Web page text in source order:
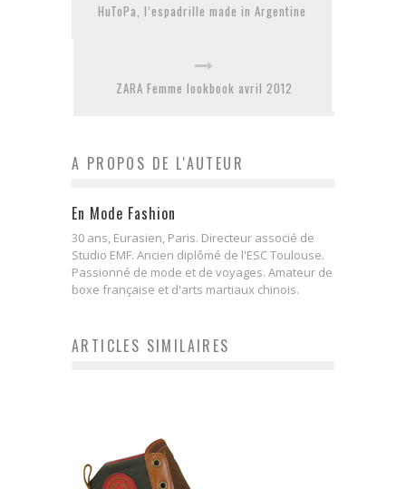
HuToPa, l’espadrille made in Argentine
ZARA Femme lookbook avril 2012
A PROPOS DE L'AUTEUR
En Mode Fashion
30 ans, Eurasien, Paris. Directeur associé de
Studio EMF. Ancien diplômé de l'ESC Toulouse.
Passionné de mode et de voyages. Amateur de
boxe française et d'arts martiaux chinois.
ARTICLES SIMILAIRES